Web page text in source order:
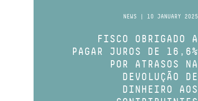
NEWS | 10 JANUARY 2025
FISCO OBRIGADO A
PAGAR JUROS DE 16,6%
POR ATRASOS NA
DEVOLUÇÃO DE
DINHEIRO AOS